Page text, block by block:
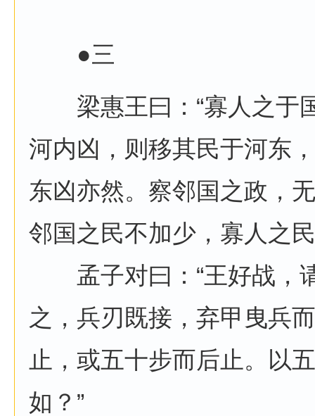
●三
梁惠王曰：“寡人之于
河内凶，则移其民于河东
东凶亦然。察邻国之政，
邻国之民不加少，寡人之
孟子对曰：“王好战，
之，兵刃既接，弃甲曳兵
止，或五十步而后止。以
如？”